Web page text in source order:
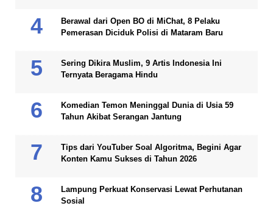
Berawal dari Open BO di MiChat, 8 Pelaku
Pemerasan Diciduk Polisi di Mataram Baru
Sering Dikira Muslim, 9 Artis Indonesia Ini
Ternyata Beragama Hindu
Komedian Temon Meninggal Dunia di Usia 59
Tahun Akibat Serangan Jantung
Tips dari YouTuber Soal Algoritma, Begini Agar
Konten Kamu Sukses di Tahun 2026
Lampung Perkuat Konservasi Lewat Perhutanan
Sosial